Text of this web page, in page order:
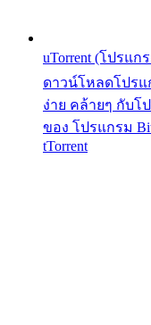
uTorrent (โปรแก
ดาวน์โหลดโปรแ
ง่าย คล้ายๆ กับโ
ของ โปรแกรม
tTorrent